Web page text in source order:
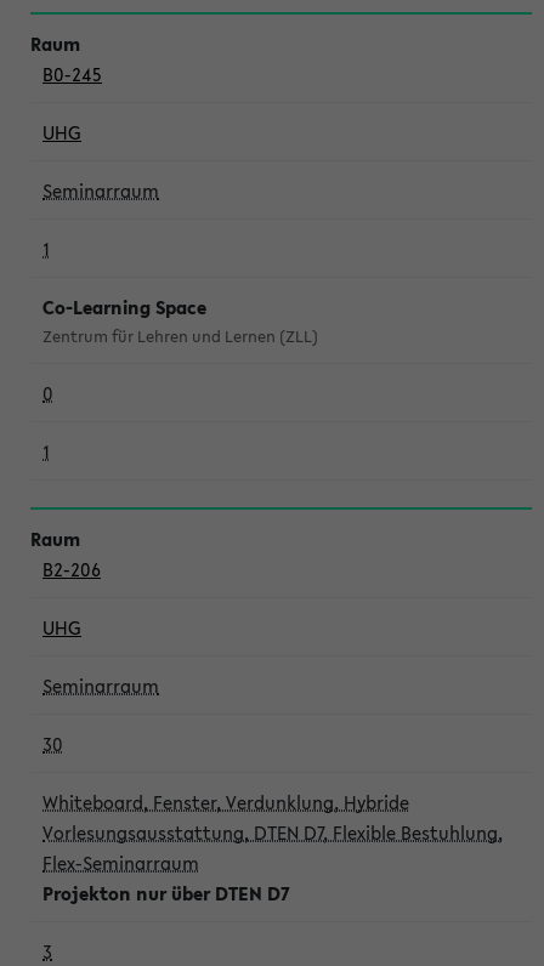
B0-245
UHG
Seminarraum
1
Co-Learning Space
Zentrum für Lehren und Lernen (ZLL)
0
1
B2-206
UHG
Seminarraum
30
Whiteboard, Fenster, Verdunklung, Hybride
Vorlesungsausstattung, DTEN D7, Flexible Bestuhlung,
Flex-Seminarraum
Projekton nur über DTEN D7
3